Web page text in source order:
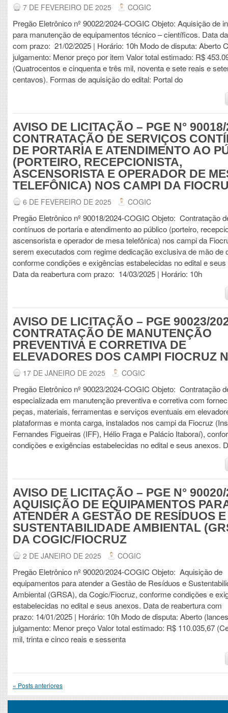
7 DE FEVEREIRO DE 2025 COGIC
Pregão Eletrônico nº 90022/2024-COGIC Objeto: Aquisição de
para manutenção de equipamentos técnico – científicos. Data
com prazo: 21/02/2025 | Horário: 10h Modo de disputa: Aberto
julgamento: Menor preço por item Valor total estimado: R$
(Quatrocentos e cinquenta e três mil, noventa e sete reais e
centavos). Formas de aquisição do edital: Portal do
AVISO DE LICITAÇÃO – PGE N°
CONTRATAÇÃO DE SERVIÇOS
DE PORTARIA E ATENDIMENTO AO
(PORTEIRO, RECEPCIONISTA,
ASCENSORISTA E OPERADOR DE
TELEFÔNICA) NOS CAMPI DA
6 DE FEVEREIRO DE 2025 COGIC
Pregão Eletrônico nº 90018/2024-COGIC Objeto: Contratação
contínuos de portaria e atendimento ao público (porteiro,
ascensorista e operador de mesa telefônica) nos campi da
serem executados com regime dedicação exclusiva de mão de
conforme condições e exigências estabelecidas no edital e
Data da reabertura com prazo: 14/03/2025 | Horário: 10h
AVISO DE LICITAÇÃO – PGE 90023/
CONTRATAÇÃO DE MANUTENÇÃO
PREVENTIVA E CORRETIVA DE
ELEVADORES DOS CAMPI FIOCRUZ
17 DE JANEIRO DE 2025 COGIC
Pregão Eletrônico nº 90023/2024-COGIC Objeto: Contratação
especializada em manutenção preventiva e corretiva com
peças, materiais, ferramentas e serviços eventuais em
plataformas e monta carga, instalados nos campi da Fiocruz
Fernandes Figueiras (IFF), Hélio Fraga e Palácio Itaboraí),
condições e exigências estabelecidas no edital e seus anexos.
AVISO DE LICITAÇÃO – PGE N°
AQUISIÇÃO DE EQUIPAMENTOS
ATENDER A GESTÃO DE RESÍDUOS E
SUSTENTABILIDADE AMBIENTAL
DA COGIC/FIOCRUZ
2 DE JANEIRO DE 2025 COGIC
Pregão Eletrônico nº 90020/2024-COGIC Objeto: Aquisição de
equipamentos para atender a Gestão de Resíduos e
Ambiental (GRSA), da Cogic/Fiocruz, conforme condições e
estabelecidas no edital e seus anexos. Data de reabertura com
prazo: 14/01/2025 | Horário: 10h Modo de disputa: Aberto
julgamento: Menor preço Valor total estimado: R$ 110.035,67
mil, trinta e cinco reais e sessenta
« Posts anteriores